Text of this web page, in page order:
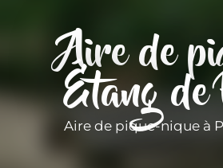
Aire de
Étang de
Aire de pique-nique à